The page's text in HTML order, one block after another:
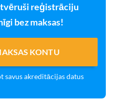
reģistrāciju
bez maksas!
KONTU
savus akreditācijas datus